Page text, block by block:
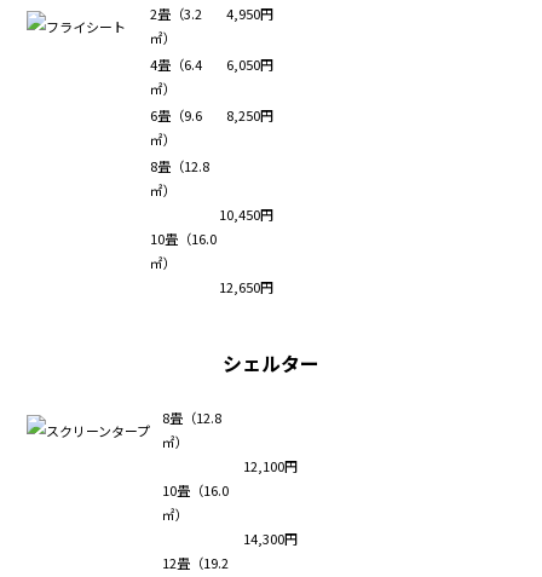
2畳（3.2
㎡）
4,950円
4畳（6.4
㎡）
6,050円
6畳（9.6
㎡）
8,250円
8畳（12.8
㎡）
10,450円
10畳（16.0
㎡）
12,650円
シェルター
8畳（12.8
㎡）
12,100円
10畳（16.0
㎡）
14,300円
12畳（19.2